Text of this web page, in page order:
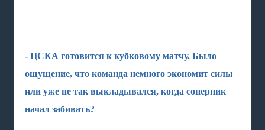
- ЦСКА готовится к кубковому матчу. Было
ощущение, что команда немного экономит силы
или уже не так выкладывался, когда соперник
начал забивать?